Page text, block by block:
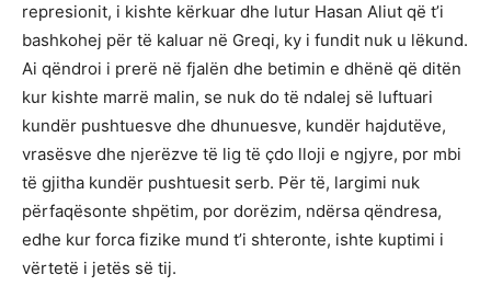
represionit, i kishte kërkuar dhe lutur Hasan Aliut që t’i
bashkohej për të kaluar në Greqi, ky i fundit nuk u lëkund.
Ai qëndroi i prerë në fjalën dhe betimin e dhënë që ditën
kur kishte marrë malin, se nuk do të ndalej së luftuari
kundër pushtuesve dhe dhunuesve, kundër hajdutëve,
vrasësve dhe njerëzve të lig të çdo lloji e ngjyre, por mbi
të gjitha kundër pushtuesit serb. Për të, largimi nuk
përfaqësonte shpëtim, por dorëzim, ndërsa qëndresa,
edhe kur forca fizike mund t’i shteronte, ishte kuptimi i
vërtetë i jetës së tij.